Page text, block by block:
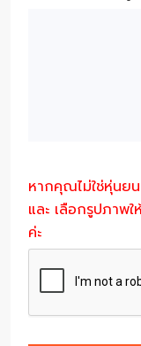
หากคุณไม่ใช่หุ่น
และ เลือกรูปภา
ค่ะ